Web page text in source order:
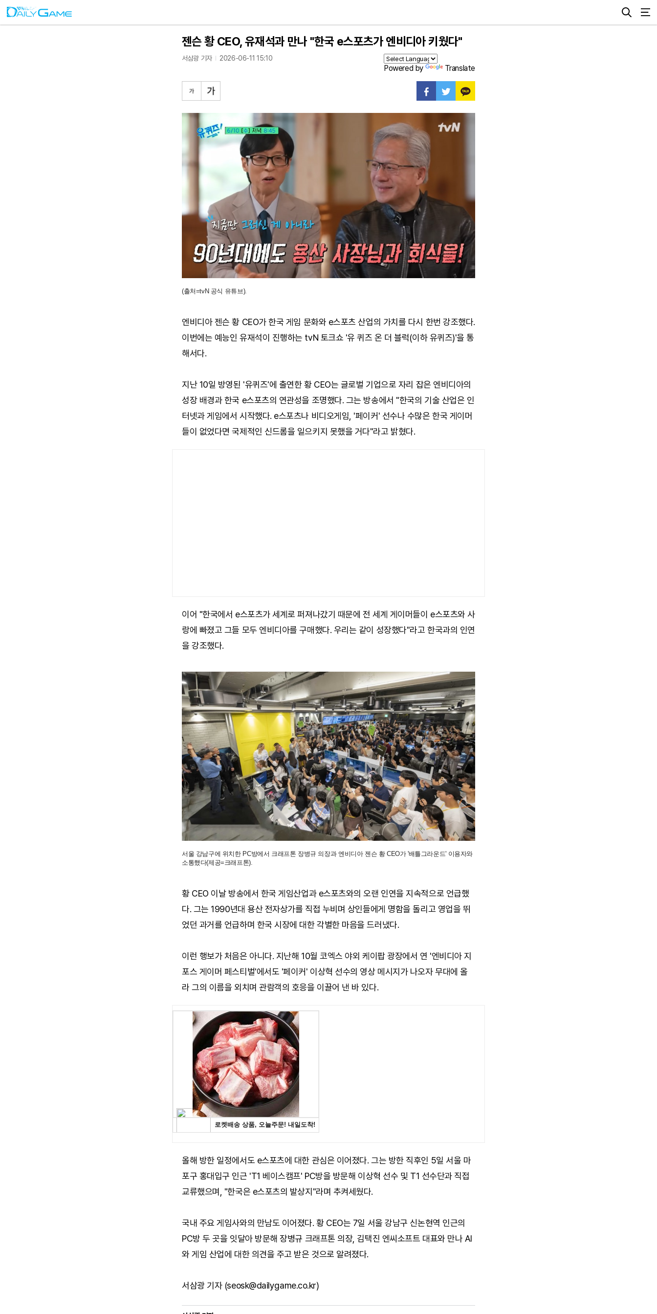
젠슨 황 CEO, 유재석과 만나 "한국 e스포츠가 엔비디아 키웠다"
서삼광 기자 2026-06-11 15:10
Powered by Translate
(출처=tvN 공식 유튜브).
엔비디아 젠슨 황 CEO가 한국 게임 문화와 e스포츠 산업의 가치를 다시 한번 강조했다.
이번에는 예능인 유재석이 진행하는 tvN 토크쇼 '유 퀴즈 온 더 블럭(이하 유퀴즈)'을 통
해서다.
지난 10일 방영된 '유퀴즈'에 출연한 황 CEO는 글로벌 기업으로 자리 잡은 엔비디아의
성장 배경과 한국 e스포츠의 연관성을 조명했다. 그는 방송에서 "한국의 기술 산업은 인
터넷과 게임에서 시작했다. e스포츠나 비디오게임, '페이커' 선수나 수많은 한국 게이머
들이 없었다면 국제적인 신드롬을 일으키지 못했을 거다"라고 밝혔다.
이어 "한국에서 e스포츠가 세계로 퍼져나갔기 때문에 전 세계 게이머들이 e스포츠와 사
랑에 빠졌고 그들 모두 엔비디아를 구매했다. 우리는 같이 성장했다"라고 한국과의 인연
을 강조했다.
서울 강남구에 위치한 PC방에서 크래프톤 장병규 의장과 엔비디아 젠슨 황 CEO가 '배틀그라운드' 이용자와
소통했다(제공=크래프톤).
황 CEO 이날 방송에서 한국 게임산업과 e스포츠와의 오랜 인연을 지속적으로 언급했
다. 그는 1990년대 용산 전자상가를 직접 누비며 상인들에게 명함을 돌리고 영업을 뛰
었던 과거를 언급하며 한국 시장에 대한 각별한 마음을 드러냈다.
이런 행보가 처음은 아니다. 지난해 10월 코엑스 야외 케이팝 광장에서 연 '엔비디아 지
포스 게이머 페스티벌'에서도 '페이커' 이상혁 선수의 영상 메시지가 나오자 무대에 올
라 그의 이름을 외치며 관람객의 호응을 이끌어 낸 바 있다.
올해 방한 일정에서도 e스포츠에 대한 관심은 이어졌다. 그는 방한 직후인 5일 서울 마
포구 홍대입구 인근 'T1 베이스캠프' PC방을 방문해 이상혁 선수 및 T1 선수단과 직접
교류했으며, "한국은 e스포츠의 발상지"라며 추켜세웠다.
국내 주요 게임사와의 만남도 이어졌다. 황 CEO는 7일 서울 강남구 신논현역 인근의
PC방 두 곳을 잇달아 방문해 장병규 크래프톤 의장, 김택진 엔씨소프트 대표와 만나 AI
와 게임 산업에 대한 의견을 주고 받은 것으로 알려졌다.
서삼광 기자 (seosk@dailygame.co.kr)